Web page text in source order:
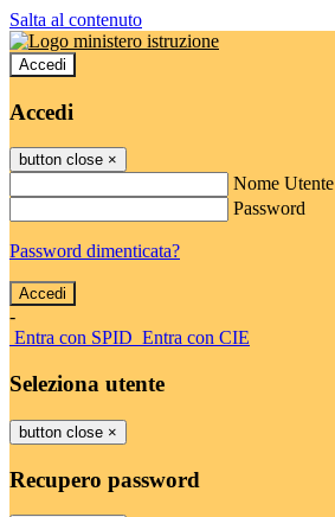
Salta al contenuto
Accedi
Accedi
button close ×
Nome Utente
Password
Password dimenticata?
-
Entra con SPID Entra con CIE
Seleziona utente
button close ×
Recupero password